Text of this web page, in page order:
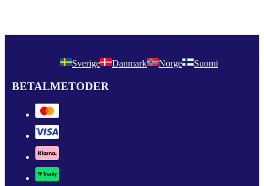
Sverige Danmark Norge Suomi
BETALMETODER